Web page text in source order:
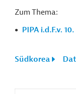
Zum Thema:
PIPA i.d.F.v.
Südkorea